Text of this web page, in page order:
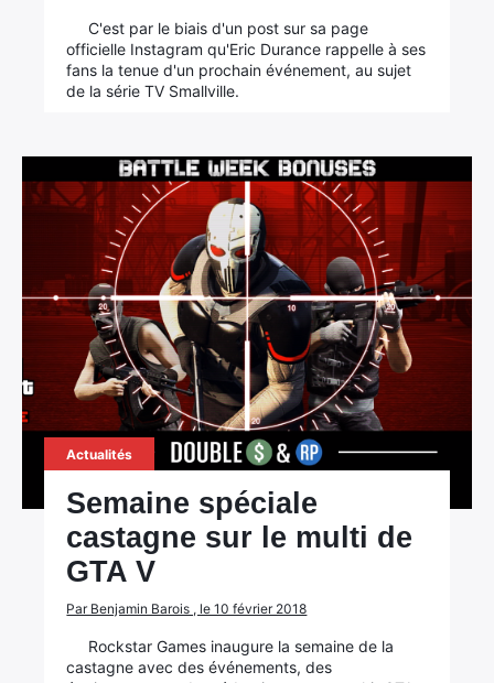
C'est par le biais d'un post sur sa page
officielle Instagram qu'Eric Durance rappelle à ses
fans la tenue d'un prochain événement, au sujet
de la série TV Smallville.
Actualités
Semaine spéciale
castagne sur le multi de
GTA V
Par Benjamin Barois , le 10 février 2018
Rockstar Games inaugure la semaine de la
castagne avec des événements, des